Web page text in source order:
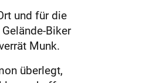
und für die
Biker
Munk.
überlegt,